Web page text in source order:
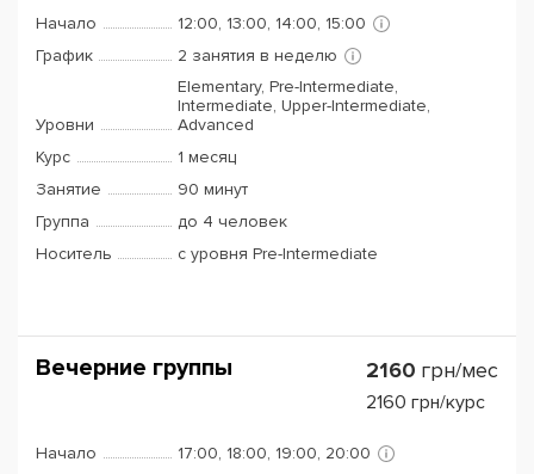
Начало
12:00, 13:00, 14:00, 15:00
График
2 занятия в неделю
Уровни
Elementary, Pre-Intermediate,
Intermediate, Upper-Intermediate,
Advanced
Курс
1 месяц
Занятие
90 минут
Группа
до 4 человек
Носитель
с уровня Pre-Intermediate
Вечерние группы 2160 грн/мес
2160 грн/курс
Начало
17:00, 18:00, 19:00, 20:00